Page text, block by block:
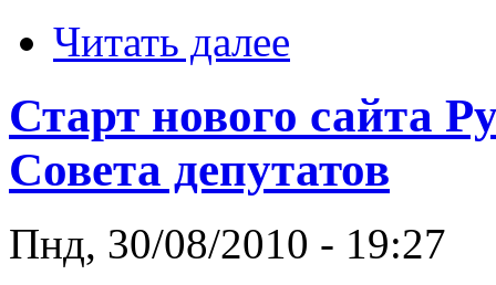
Читать далее
Старт нового сайта
Совета депутатов
Пнд, 30/08/2010 - 19:27